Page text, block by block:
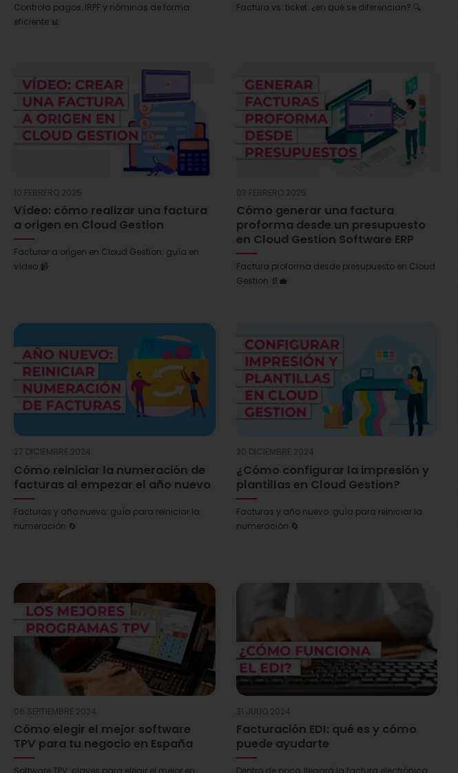
Controla pagos, IRPF y nóminas de forma
eficiente 📊
Factura vs. ticket: ¿en qué se diferencian? 🔍
10 FEBRERO 2025
Vídeo: cómo realizar una factura
a origen en Cloud Gestion
Facturar a origen en Cloud Gestion: guía en
vídeo 📹
03 FEBRERO 2025
Cómo generar una factura
proforma desde un presupuesto
en Cloud Gestion Software ERP
Factura proforma desde presupuesto en Cloud
Gestion 📄💼
27 DICIEMBRE 2024
Cómo reiniciar la numeración de
facturas al empezar el año nuevo
Facturas y año nuevo: guía para reiniciar la
numeración 🔄
20 DICIEMBRE 2024
¿Cómo configurar la impresión y
plantillas en Cloud Gestion?
Facturas y año nuevo: guía para reiniciar la
numeración 🔄
06 SEPTIEMBRE 2024
Cómo elegir el mejor software
TPV para tu negocio en España
31 JULIO 2024
Facturación EDI: qué es y cómo
puede ayudarte